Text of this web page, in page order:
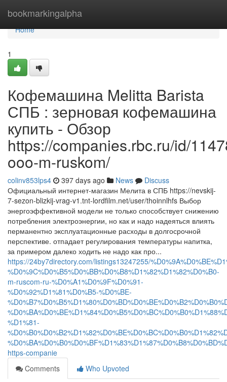
bookmarkingalpha
Home
Home
1
Кофемашина Melitta Barista
СПБ : зерновая кофемашина
купить - Обзор
https://companies.rbc.ru/id/
ooo-m-ruskom/
colinv853lps4 397 days ago News
Discuss
Официальный интернет-магазин Мелита в СПБ https://nevskij-
7-sezon-blizkij-vrag-v1.tnt-lordfilm.net/user/thoinnlhfs Выбор
энергоэффективной модели не только способствует снижению
потребления электроэнергии, но как и надо надеяться влиять
перманентно эксплуатационные расходы в долгосрочной
перспективе. отпадает регулирования температуры напитка,
за примером далеко ходить не надо как про...
https://24by7directory.com/listings13247255/
%D0%9C%D0%B5%D0%BB%D0%B8%D1%82%D1%82%D0%B0-
m-ruscom-ru-%D0%A1%D0%9F%D0%91-
%D0%92%D1%81%D0%B5-%D0%BE-
%D1%81-
https-companie
Comments
Who Upvoted